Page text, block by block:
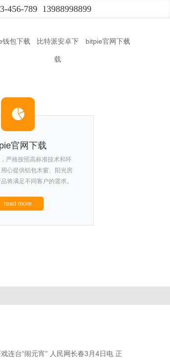
456-789 13988998899
钱包下载 比特派安卓下
载
bitpie官网下载
官网下载
严格按照高标准技术和环
心提供铝包木窗、阳光房
将满足不同客户的需求。
read more
连台“闹元宵” 人民网长春3月4日电 正